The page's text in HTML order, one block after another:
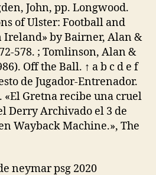
John, pp. Longwood.
of Ulster: Football and
by Bairner, Alan &
578. ; Tomlinson, Alan &
Off the Ball. ↑ a b c d e f
de Jugador-Entrenador.
«El Gretna recibe una cruel
Derry Archivado el 3 de
Wayback Machine.», The